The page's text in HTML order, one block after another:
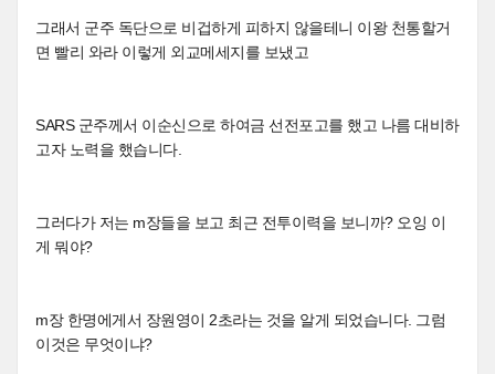
그래서 군주 독단으로 비겁하게 피하지 않을테니 이왕 천통할거
면 빨리 와라 이렇게 외교메세지를 보냈고
SARS 군주께서 이순신으로 하여금 선전포고를 했고 나름 대비하
고자 노력을 했습니다.
그러다가 저는 m장들을 보고 최근 전투이력을 보니까? 오잉 이
게 뭐야?
m장 한명에게서 장원영이 2초라는 것을 알게 되었습니다. 그럼
이것은 무엇이냐?